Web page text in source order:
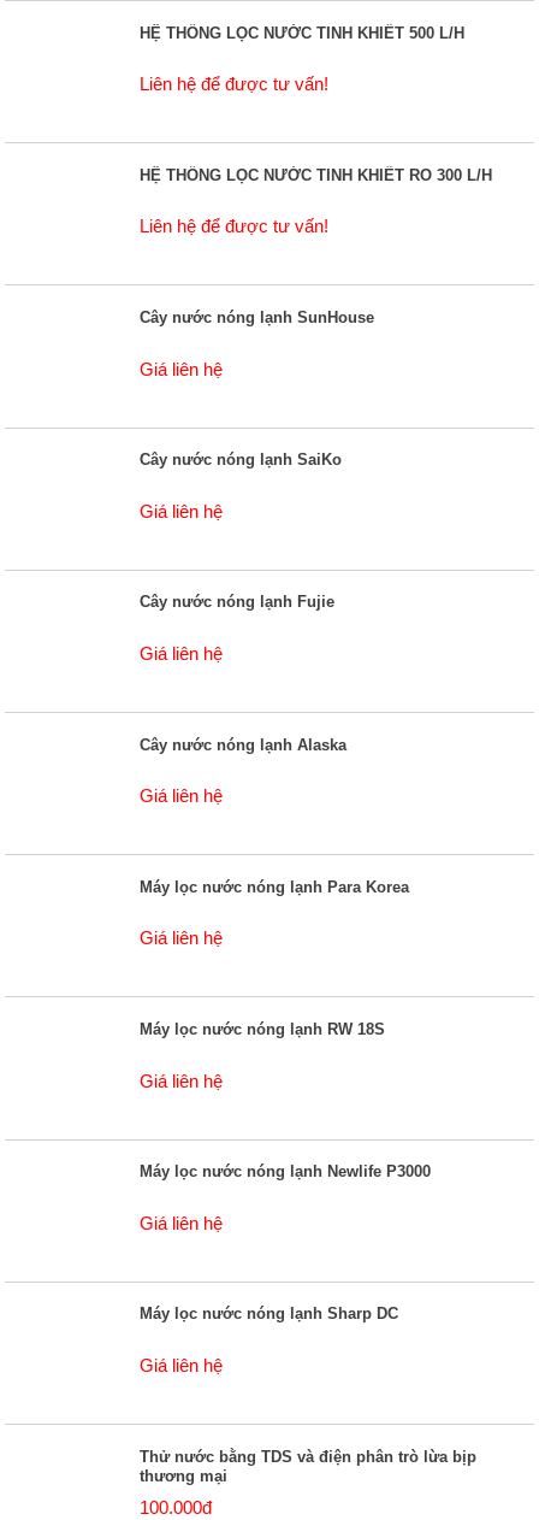
HỆ THỐNG LỌC NƯỚC TINH KHIẾT 500 L/H
Liên hệ để được tư vấn!
HỆ THỐNG LỌC NƯỚC TINH KHIẾT RO 300 L/H
Liên hệ để được tư vấn!
Cây nước nóng lạnh SunHouse
Giá liên hệ
Cây nước nóng lạnh SaiKo
Giá liên hệ
Cây nước nóng lạnh Fujie
Giá liên hệ
Cây nước nóng lạnh Alaska
Giá liên hệ
Máy lọc nước nóng lạnh Para Korea
Giá liên hệ
Máy lọc nước nóng lạnh RW 18S
Giá liên hệ
Máy lọc nước nóng lạnh Newlife P3000
Giá liên hệ
Máy lọc nước nóng lạnh Sharp DC
Giá liên hệ
Thử nước bằng TDS và điện phân trò lừa bịp
thương mại
100.000đ